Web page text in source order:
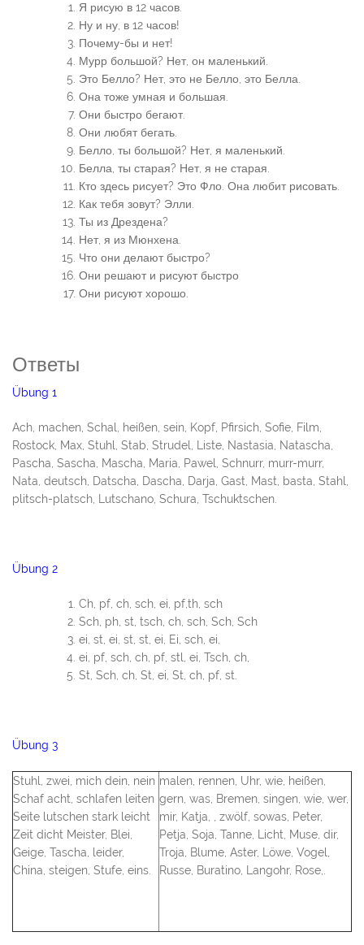
Я рисую в 12 часов.
Ну и ну, в 12 часов!
Почему-бы и нет!
Мурр большой? Нет, он маленький.
Это Белло? Нет, это не Белло, это Белла.
Она тоже умная и большая.
Они быстро бегают.
Они любят бегать.
Белло, ты большой? Нет, я маленький.
Белла, ты старая? Нет, я не старая.
Кто здесь рисует? Это Фло. Она любит рисовать.
Как тебя зовут? Элли.
Ты из Дрездена?
Нет, я из Мюнхена.
Что они делают быстро?
Они решают и рисуют быстро
Они рисуют хорошо.
Ответы
Übung 1
Ach, machen, Schal, heißen, sein, Kopf, Pfirsich, Sofie, Film,
Rostock, Max, Stuhl, Stab, Strudel, Liste, Nastasia, Natascha,
Pascha, Sascha, Mascha, Maria, Pawel, Schnurr, murr-murr,
Nata, deutsch, Datscha, Dascha, Darja, Gast, Mast, basta, Stahl,
plitsch-platsch, Lutschano, Schura, Tschuktschen.
Übung 2
Ch, pf, ch, sch, ei, pf,th, sch
Sch, ph, st, tsch, ch, sch, Sch, Sch
ei, st, ei, st, st, ei, Ei, sch, ei,
ei, pf, sch, ch, pf, stl, ei, Tsch, ch,
St, Sch, ch, St, ei, St, ch, pf, st.
Übung 3
Stuhl, zwei, mich dein, nein
Schaf acht, schlafen leiten
Seite lutschen stark leicht
Zeit dicht Meister, Blei,
Geige, Tascha, leider,
China, steigen, Stufe, eins.
malen, rennen, Uhr, wie, heißen,
gern, was, Bremen, singen, wie, wer,
mir, Katja, , zwölf, sowas, Peter,
Petja, Soja, Tanne, Licht, Muse, dir,
Troja, Blume, Aster, Löwe, Vogel,
Russe, Buratino, Langohr, Rose,.